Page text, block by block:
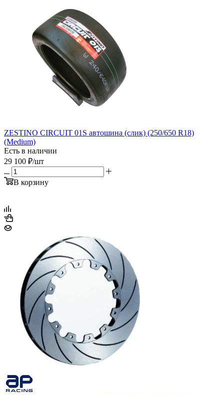
ZESTINO CIRCUIT 01S автошина (слик) (250/650 R18)
(Medium)
Есть в наличии
29 100 ₽/шт
В корзину